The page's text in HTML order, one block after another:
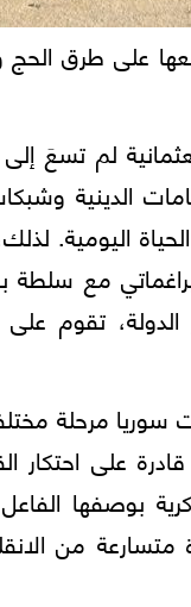
على طرق الحج
لم تسعَ
الدينية
اليومية.
مع سلطة
تقوم على
مرحلة
على احتكار
بوصفها الفاعل
دخلت البلاد في دورة